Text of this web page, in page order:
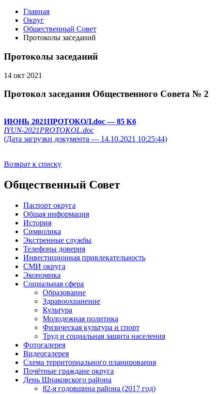
Главная
Округ
Общественный Совет
Протоколы заседаний
Протоколы заседаний
14 окт 2021
Протокол заседания Общественного Совета № 2
ИЮНЬ 2021ПРОТОКОЛ.doc— 85 Кб
IYUN-2021PROTOKOL.doc
(Дата загрузки документа — 14.10.2021 10:25:44)
Возврат к списку
Общественный Совет
Паспорт округа
Общая информация
История
Символика
Экстренные службы
Телефоны доверия
Инвестиционная привлекательность
СМИ округа
Экономика
Социальная сфера
Образование
Здравоохранение
Культура
Молодежная политика
Физическая культура и спорт
Труд и социальная защита населения
Фотогалерея
Видеогалерея
Схема территориального планирования
Почётные граждане округа
День Шпаковского района
82-я годовщина района (2017 год)